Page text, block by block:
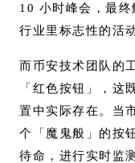
10 小时峰会，最
行业里标志性的活
而币安技术团队的
「红色按钮」，这
置中实际存在。当
个「魔鬼般」的按
待命，进行实时监测